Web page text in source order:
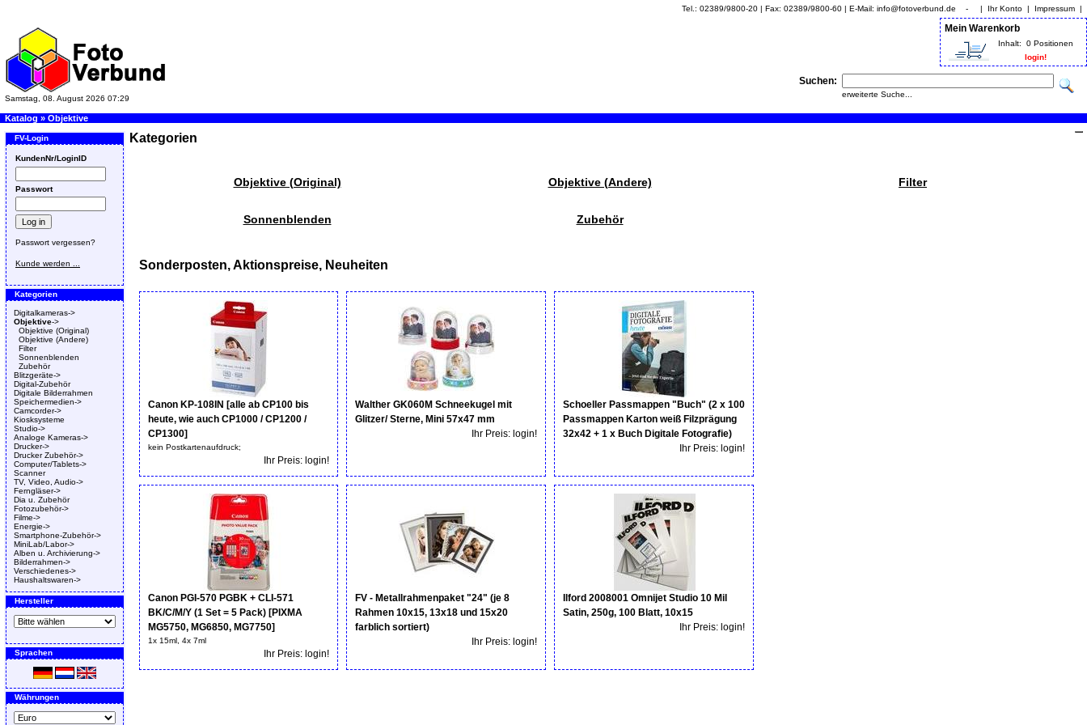
Tel.: 02389/9800-20 | Fax: 02389/9800-60 | E-Mail: info@fotoverbund.de - | Ihr Konto | Impressum |
Samstag, 08. August 2026 07:29
Mein Warenkorb
Inhalt:
0 Positionen
login!
Suchen:
erweiterte Suche...
Katalog » Objektive
FV-Login
KundenNr/LoginID
Passwort
Passwort vergessen?
Kunde werden ...
Kategorien
Digitalkameras->
Objektive->
Objektive (Original)
Objektive (Andere)
Filter
Sonnenblenden
Zubehör
Blitzgeräte->
Digital-Zubehör
Digitale Bilderrahmen
Speichermedien->
Camcorder->
Kiosksysteme
Studio->
Analoge Kameras->
Drucker->
Drucker Zubehör->
Computer/Tablets->
Scanner
TV, Video, Audio->
Ferngläser->
Dia u. Zubehör
Fotozubehör->
Filme->
Energie->
Smartphone-Zubehör->
MiniLab/Labor->
Alben u. Archivierung->
Bilderrahmen->
Verschiedenes->
Haushaltswaren->
Hersteller
Sprachen
Währungen
Kategorien
Objektive (Original) Objektive (Andere) Filter
Sonnenblenden Zubehör
Sonderposten, Aktionspreise, Neuheiten
Canon KP-108IN [alle ab CP100 bis
heute, wie auch CP1000 / CP1200 /
CP1300]
kein Postkartenaufdruck;
Ihr Preis: login!
Walther GK060M Schneekugel mit
Glitzer/ Sterne, Mini 57x47 mm
Ihr Preis: login!
Schoeller Passmappen "Buch" (2 x 100
Passmappen Karton weiß Filzprägung
32x42 + 1 x Buch Digitale Fotografie)
Ihr Preis: login!
Canon PGI-570 PGBK + CLI-571
BK/C/M/Y (1 Set = 5 Pack) [PIXMA
MG5750, MG6850, MG7750]
1x 15ml, 4x 7ml
Ihr Preis: login!
FV - Metallrahmenpaket "24" (je 8
Rahmen 10x15, 13x18 und 15x20
farblich sortiert)
Ihr Preis: login!
Ilford 2008001 Omnijet Studio 10 Mil
Satin, 250g, 100 Blatt, 10x15
Ihr Preis: login!